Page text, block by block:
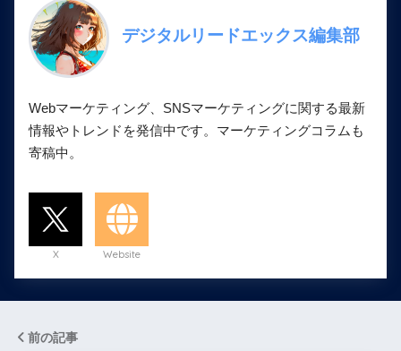
デジタルリードエックス編集部
Webマーケティング、SNSマーケティングに関する最新
情報やトレンドを発信中です。マーケティングコラムも
寄稿中。
X Website
前の記事